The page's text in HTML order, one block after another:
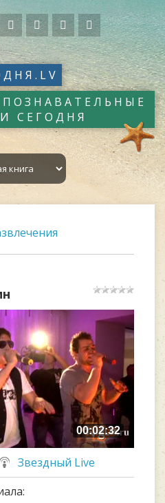
СЕГОДНЯ
00:02:32
Звездный Live
: